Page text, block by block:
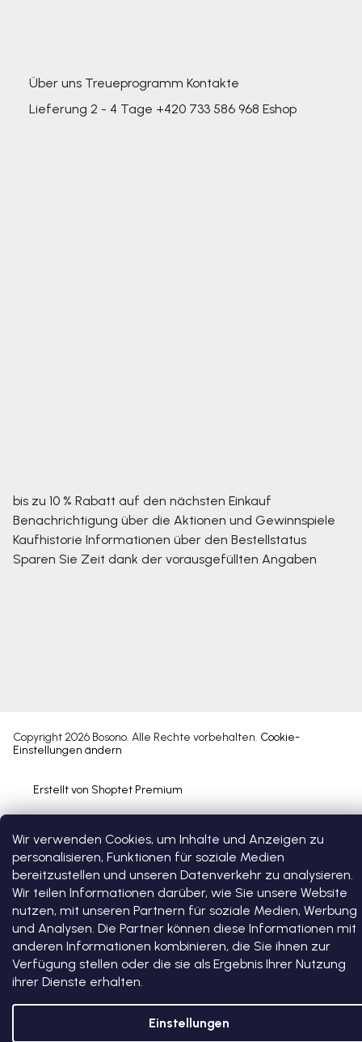
Wir verwenden Cookies, um Inhalte und Anzeigen zu
personalisieren, Funktionen für soziale Medien
bereitzustellen und unseren Datenverkehr zu analysieren.
Wir teilen Informationen darüber, wie Sie unsere Website
nutzen, mit unseren Partnern für soziale Medien, Werbung
und Analysen. Die Partner können diese Informationen mit
anderen Informationen kombinieren, die Sie ihnen zur
Verfügung stellen oder die sie als Ergebnis Ihrer Nutzung
ihrer Dienste erhalten.
Einstellungen
Über uns Treueprogramm Kontakte
Lieferung 2 - 4 Tage +420 733 586 968 Eshop
bis zu 10 % Rabatt auf den nächsten Einkauf
Benachrichtigung über die Aktionen und Gewinnspiele
Kaufhistorie Informationen über den Bestellstatus
Sparen Sie Zeit dank der vorausgefüllten Angaben
Erstellt von Shoptet Premium
Copyright 2026 Bosono. Alle Rechte vorbehalten. Cookie-
Einstellungen ändern